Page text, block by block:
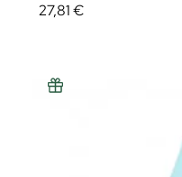
27,81 €